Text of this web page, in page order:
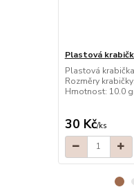
Plastová
Plastová
Rozměry
Hmotnost: 10.0
30 Kč/ks